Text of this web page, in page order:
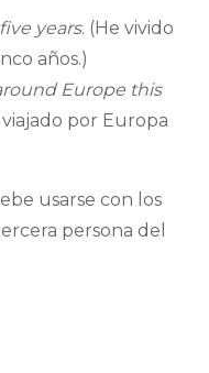
years. (He vivido
años.)
Europe this
por Europa
usarse con los
persona del